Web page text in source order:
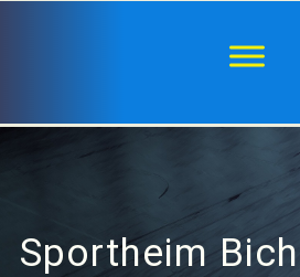
Sportheim Bichl